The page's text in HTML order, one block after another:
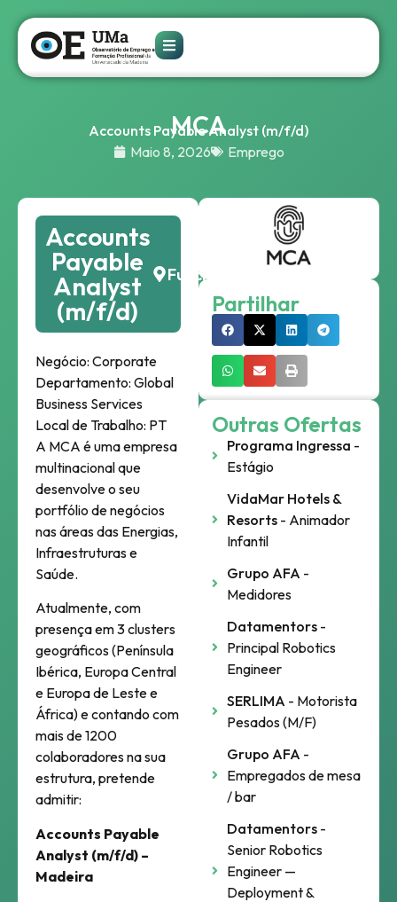
MCA
Accounts Payable Analyst (m/f/d)
Maio 8, 2026
Emprego
Accounts
Payable
Analyst
(m/f/d)
Funchal
Negócio: Corporate
Departamento: Global
Business Services
Local de Trabalho: PT
A MCA é uma empresa
multinacional que
desenvolve o seu
portfólio de negócios
nas áreas das Energias,
Infraestruturas e
Saúde.
Atualmente, com
presença em 3 clusters
geográficos (Península
Ibérica, Europa Central
e Europa de Leste e
África) e contando com
mais de 1200
colaboradores na sua
estrutura, pretende
admitir:
Accounts Payable
Analyst (m/f/d) –
Madeira
Partilhar
Outras Ofertas
Programa Ingressa -
Estágio
VidaMar Hotels &
Resorts - Animador
Infantil
Grupo AFA -
Medidores
Datamentors -
Principal Robotics
Engineer
SERLIMA - Motorista
Pesados (M/F)
Grupo AFA -
Empregados de mesa
/ bar
Datamentors -
Senior Robotics
Engineer —
Deployment &